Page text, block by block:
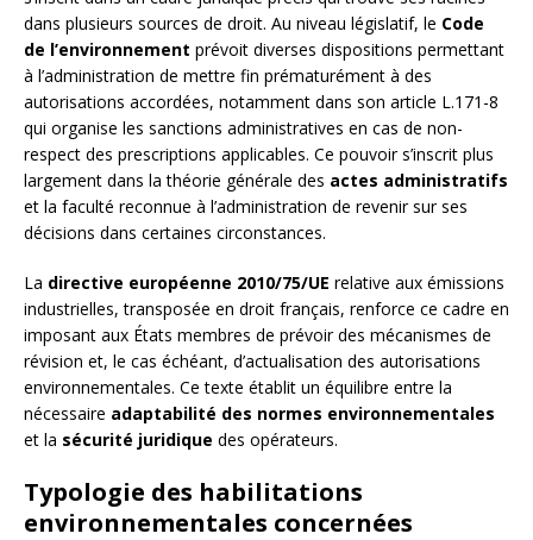
dans plusieurs sources de droit. Au niveau législatif, le Code
de l’environnement prévoit diverses dispositions permettant
à l’administration de mettre fin prématurément à des
autorisations accordées, notamment dans son article L.171-8
qui organise les sanctions administratives en cas de non-
respect des prescriptions applicables. Ce pouvoir s’inscrit plus
largement dans la théorie générale des actes administratifs
et la faculté reconnue à l’administration de revenir sur ses
décisions dans certaines circonstances.
La directive européenne 2010/75/UE relative aux émissions
industrielles, transposée en droit français, renforce ce cadre en
imposant aux États membres de prévoir des mécanismes de
révision et, le cas échéant, d’actualisation des autorisations
environnementales. Ce texte établit un équilibre entre la
nécessaire adaptabilité des normes environnementales
et la sécurité juridique des opérateurs.
Typologie des habilitations
environnementales concernées